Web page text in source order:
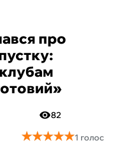
про
82
★★★★★
★★★★★1 голос